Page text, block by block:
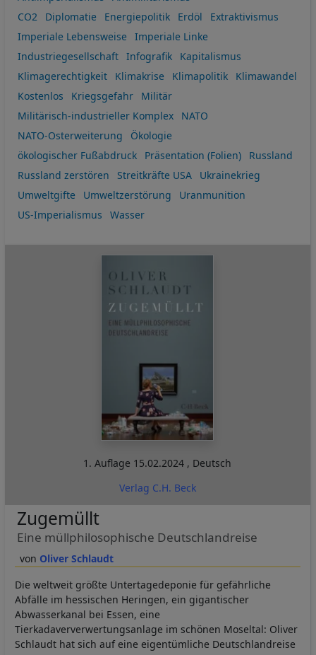
CO2
Diplomatie Energiepolitik Erdöl
Extraktivismus
Imperiale Lebensweise
Imperiale Linke
Industriegesellschaft
Infografik
Kapitalismus
Klimagerechtigkeit
Klimakrise Klimapolitik
Klimawandel
Kostenlos
Kriegsgefahr
Militär
Militärisch-industrieller Komplex
NATO
NATO-Osterweiterung
Ökologie
ökologischer Fußabdruck
Präsentation (Folien)
Russland
Russland zerstören
Streitkräfte USA
Ukrainekrieg
Umweltgifte
Umweltzerstörung
Uranmunition
US-Imperialismus
Wasser
1. Auflage 15.02.2024 , Deutsch
Verlag C.H. Beck
Oliver Schlaudt
Zugemüllt
Eine müllphilosophische Deutschlandreise
Die weltweit größte Untertagedeponie für gefährliche
Abfälle im hessischen Heringen, ein gigantischer
Abwasserkanal bei Essen, eine
Tierkadaververwertungsanlage im schönen Moseltal: Oliver
Schlaudt hat sich auf eine eigentümliche Deutschlandreise